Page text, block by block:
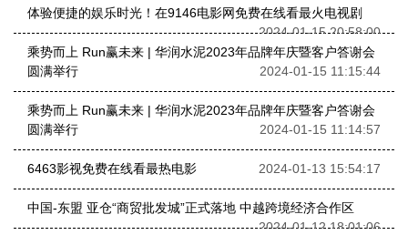
体验便捷的娱乐时光！在9146电影网免费在线看最火电视剧
2024-01-15 20:58:00
乘势而上 Run赢未来 | 华润水泥2023年品牌年庆暨客户答谢会
圆满举行
2024-01-15 11:15:44
乘势而上 Run赢未来 | 华润水泥2023年品牌年庆暨客户答谢会
圆满举行
2024-01-15 11:14:57
6463影视免费在线看最热电影 2024-01-13 15:54:17
中国-东盟 亚仓“商贸批发城”正式落地 中越跨境经济合作区
2024-01-12 18:01:06